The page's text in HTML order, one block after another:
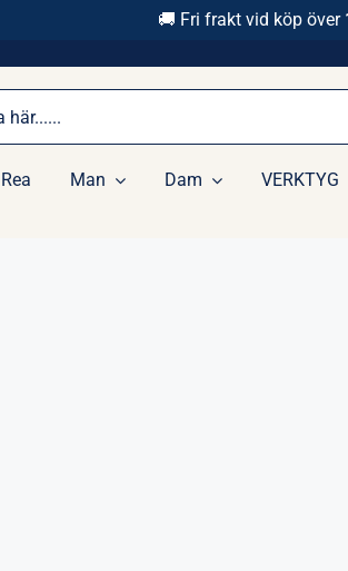
Snabbt Leverance 1-3
Rea Man Dam VERKTYG
🚚 Fri frakt vid köp över